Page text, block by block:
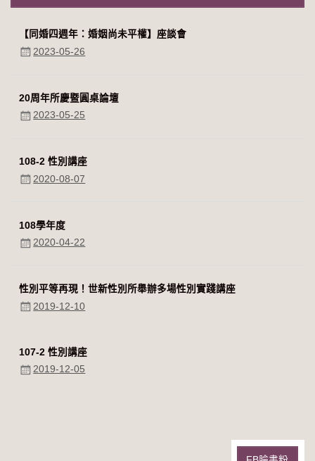
【同婚四週年：婚姻尚未平權】座談會
2023-05-26
20周年所慶暨圓桌論壇
2023-05-25
108-2 性別講座
2020-08-07
108學年度
2020-04-22
性別平等再現！世新性別所舉辦多場性別實踐講座
2019-12-10
107-2 性別講座
2019-12-05